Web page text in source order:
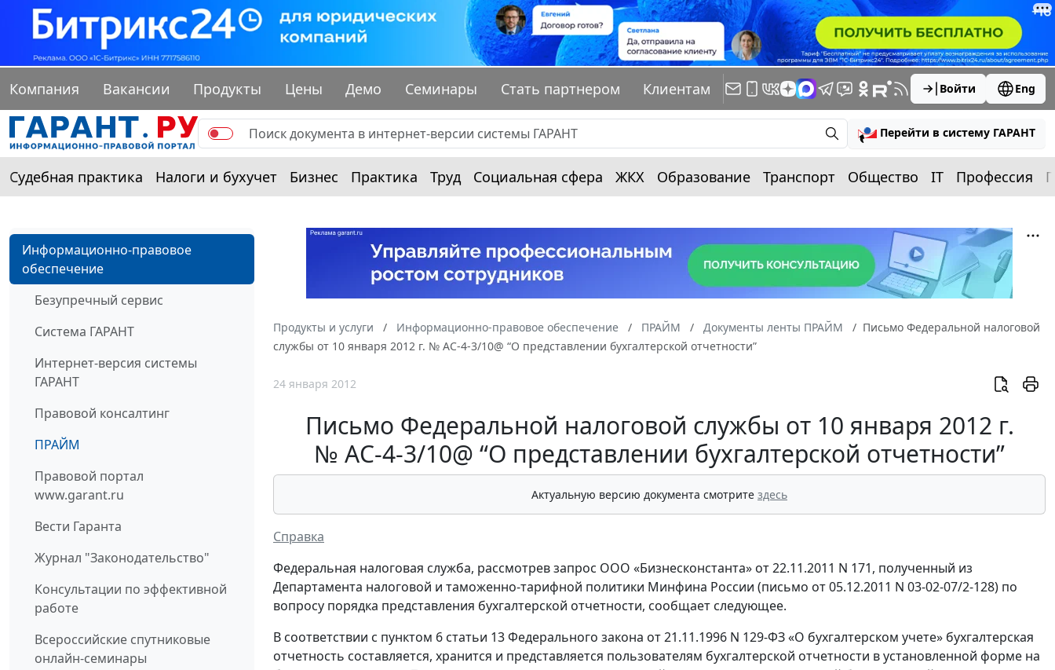
Компания Вакансии Продукты Цены Демо Семинары Стать партнером Клиентам Войти Eng
Перейти в систему ГАРАНТ
Судебная практика Налоги и бухучет Бизнес Практика Труд Социальная сфера ЖКХ Образование Транспорт Общество IT Профессия
Информационно-правовое
обеспечение
Безупречный сервис
Система ГАРАНТ
Интернет-версия системы
ГАРАНТ
Правовой консалтинг
ПРАЙМ
Правовой портал
www.garant.ru
Вести Гаранта
Журнал "Законодательство"
Консультации по эффективной
работе
Всероссийские спутниковые
онлайн-семинары
Продукты и услуги Информационно-правовое обеспечение ПРАЙМ Документы ленты ПРАЙМ
Письмо Федеральной налоговой
службы от 10 января 2012 г. № АС-4-3/10@ “О представлении бухгалтерской отчетности”
24 января 2012
Письмо Федеральной налоговой службы от 10 января 2012 г.
№ АС-4-3/10@ “О представлении бухгалтерской отчетности”
Актуальную версию документа смотрите здесь
Справка
Федеральная налоговая служба, рассмотрев запрос ООО «Бизнесконстанта» от 22.11.2011 N 171, полученный из
Департамента налоговой и таможенно-тарифной политики Минфина России (письмо от 05.12.2011 N 03-02-07/2-128) по
вопросу порядка представления бухгалтерской отчетности, сообщает следующее.
В соответствии с пунктом 6 статьи 13 Федерального закона от 21.11.1996 N 129-ФЗ «О бухгалтерском учете» бухгалтерская
отчетность составляется, хранится и представляется пользователям бухгалтерской отчетности в установленной форме на